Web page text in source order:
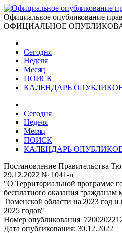
Официальное опубликование
ОФИЦИАЛЬНОЕ
Сегодня
Неделя
Месяц
ПОИСК
КАЛЕНДАРЬ
Сегодня
Неделя
Месяц
ПОИСК
КАЛЕНДАРЬ
Постановление Правительства
29.12.2022 № 1041-п
"О Территориальной программе
бесплатного оказания
Тюменской области на 2023 год
2025 годов"
Номер опубликования:
Дата опубликования: 30.12.2022